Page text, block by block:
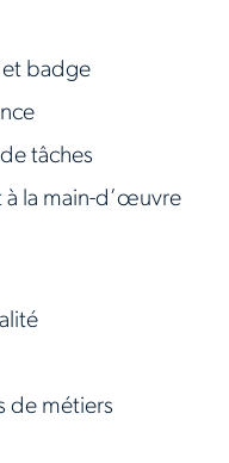
et badge
tâches
à la main-d’œuvre
de métiers